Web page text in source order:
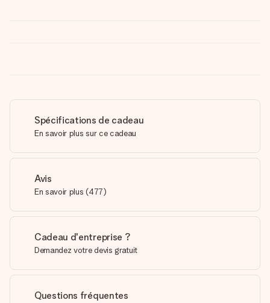
Spécifications de cadeau
En savoir plus sur ce cadeau
Avis
En savoir plus (477)
Cadeau d'entreprise ?
Demandez votre devis gratuit
Questions fréquentes